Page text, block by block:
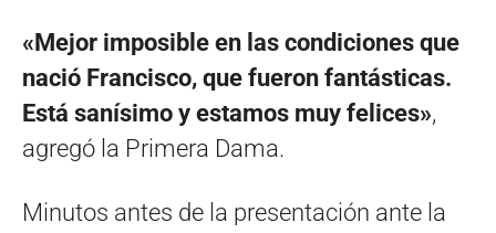
«Mejor imposible en las condiciones que
nació Francisco, que fueron fantásticas.
Está sanísimo y estamos muy felices»,
agregó la Primera Dama.
Minutos antes de la presentación ante la